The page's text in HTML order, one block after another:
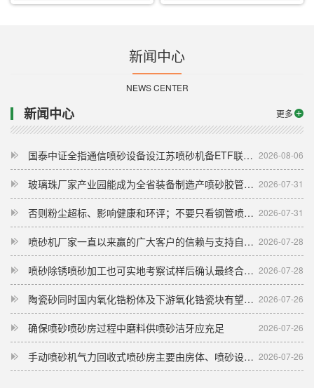
新闻中心
NEWS CENTER
更多
新闻中心
2026-08-06
国泰中证全指通信喷砂设备设江苏喷砂机备ETF联接A
2026-07-31
玻璃珠厂家产业园能成为全省装备制造产喷砂胶管业园的标杆示范
2026-07-31
否则粉尘超标、影响健康和环评；不要只看钢管喷砂机主喷砂机厂家哪家强机
2026-07-28
喷砂机厂家一直以来赢的广大客户的信赖与支持自动喷砂机
2026-07-28
喷砂除锈喷砂加工也可实地考察试样后确认最终合作方
2026-07-26
陶瓷砂同时国内氧化锆粉体及下游氧化锆瓷块有望迎来涨价
2026-07-26
确保喷砂喷砂房过程中磨料供喷砂洁牙应充足
2026-07-26
手动喷砂机气力回收式喷砂房主要由房体、喷砂设备、磨料回收装置、通风除尘装置、磨料分选装置和电